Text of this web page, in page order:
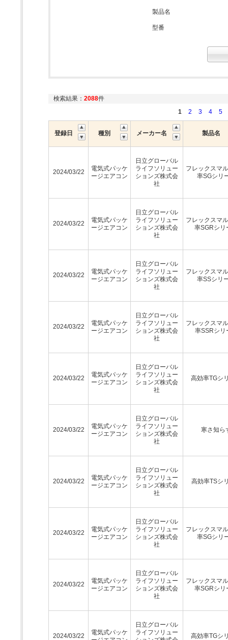
製品名
型番
検索結果： 2088件
1
2 3 4 5
登録日 種別 メーカー名 製品名
2024/03/22
電気式パッケ
ージエアコン
日立グローバル
ライフソリュー
ションズ株式会
社
フレックスマ
率SGシリ
2024/03/22
電気式パッケ
ージエアコン
日立グローバル
ライフソリュー
ションズ株式会
社
フレックスマ
率SGRシリ
2024/03/22
電気式パッケ
ージエアコン
日立グローバル
ライフソリュー
ションズ株式会
社
フレックスマ
率SSシリ
2024/03/22
電気式パッケ
ージエアコン
日立グローバル
ライフソリュー
ションズ株式会
社
フレックスマ
率SSRシリ
2024/03/22
電気式パッケ
ージエアコン
日立グローバル
ライフソリュー
ションズ株式会
社
高効率TGシ
2024/03/22
電気式パッケ
ージエアコン
日立グローバル
ライフソリュー
ションズ株式会
社
寒さ知ら
2024/03/22
電気式パッケ
ージエアコン
日立グローバル
ライフソリュー
ションズ株式会
社
高効率TSシ
2024/03/22
電気式パッケ
ージエアコン
日立グローバル
ライフソリュー
ションズ株式会
社
フレックスマ
率SGシリ
2024/03/22
電気式パッケ
ージエアコン
日立グローバル
ライフソリュー
ションズ株式会
社
フレックスマ
率SGRシリ
2024/03/22
電気式パッケ
日立グローバル
ライフソリュー
高効率TGシ